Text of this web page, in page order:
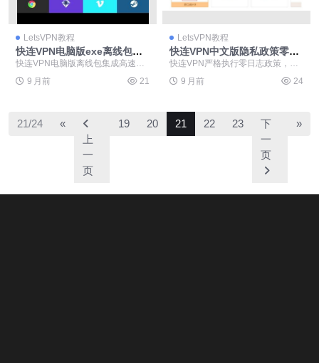
LetsVPN教程
快连VPN电脑版exe离线包高
速CDN
快连VPN电脑版离线包集成高速CD
方案。离线安装包...
9 月前 21
LetsVPN教程
快连VPN中文版隐私政策零日
志声明
快连VPN严格执行零日志政策，不
接时间或真实IP地...
9 月前 24
21/24
«
上
一
页
19 20 21 22 23
下
一
页
»